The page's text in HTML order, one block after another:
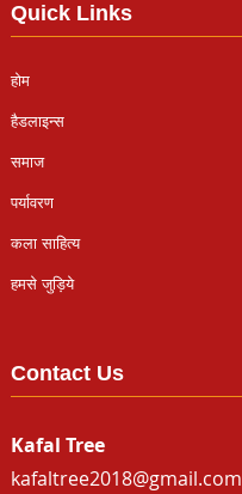
Quick Links
होम
हैडलाइन्स
समाज
पर्यावरण
कला साहित्य
हमसे जुड़िये
Contact Us
Kafal Tree
kafaltree2018@gmail.com